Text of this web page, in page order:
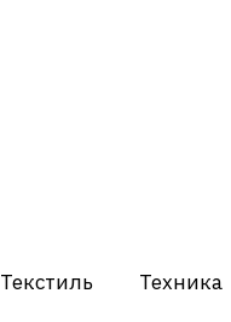
Текстиль Техника